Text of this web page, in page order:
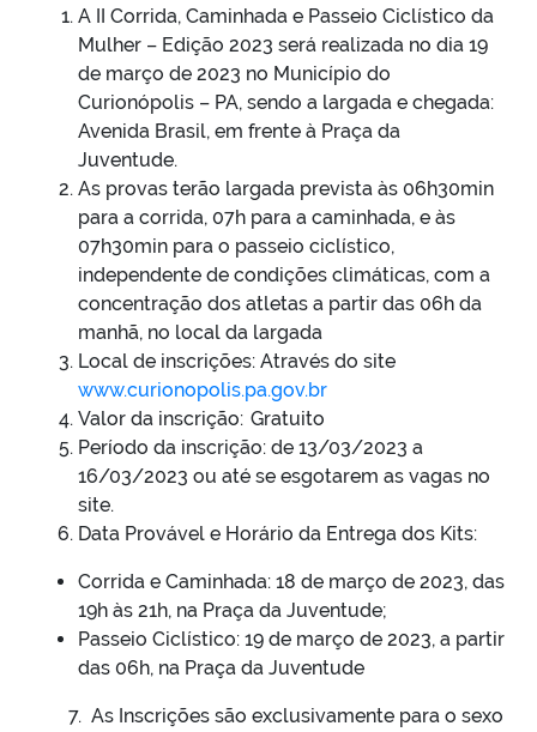
A II Corrida, Caminhada e Passeio Ciclístico da
Mulher – Edição 2023 será realizada no dia 19
de março de 2023 no Município do
Curionópolis – PA, sendo a largada e chegada:
Avenida Brasil, em frente à Praça da
Juventude.
As provas terão largada prevista às 06h30min
para a corrida, 07h para a caminhada, e às
07h30min para o passeio ciclístico,
independente de condições climáticas, com a
concentração dos atletas a partir das 06h da
manhã, no local da largada
Local de inscrições: Através do site
www.curionopolis.pa.gov.br
Valor da inscrição: Gratuito
Período da inscrição: de 13/03/2023 a
16/03/2023 ou até se esgotarem as vagas no
site.
Data Provável e Horário da Entrega dos Kits:
Corrida e Caminhada: 18 de março de 2023, das
19h às 21h, na Praça da Juventude;
Passeio Ciclístico: 19 de março de 2023, a partir
das 06h, na Praça da Juventude
7. As Inscrições são exclusivamente para o sexo